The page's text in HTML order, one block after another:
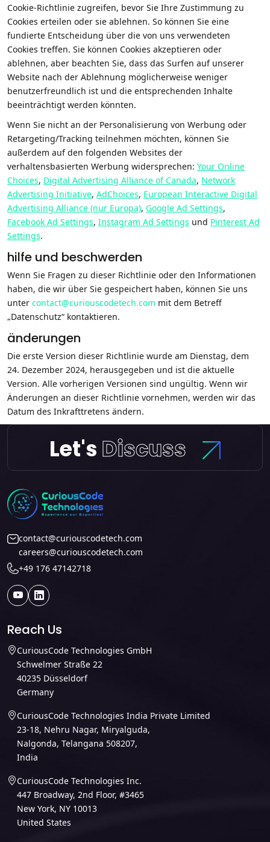
Cookie-Richtlinie zugreifen, bevor Sie Ihre Zustimmung zu
Cookies erteilen oder sie ablehnen. So können Sie eine
fundierte Entscheidung über die von uns verwendeten
Cookies treffen. Sie können Cookies akzeptieren oder
ablehnen, aber beachten Sie, dass das Surfen auf unserer
Website nach der Ablehnung möglicherweise weniger
benutzerfreundlich ist und die entsprechenden Inhalte
beeinträchtigt werden könnten.
Wenn Sie nicht an der Personalisierung von Werbung oder
Retargeting/Tracking teilnehmen möchten, können Sie
außerdem auf den folgenden Websites der
verhaltensbasierten Werbung widersprechen: Your Online
Choices, Digital Advertising Alliance of Canada, Network
Advertising Initiative, AdChoices, European Interactive Digital
Advertising Alliance (nur Europa), Google Ad Settings,
Facebook Ad Settings, Instagram Ad Settings und Pinterest Ad
Settings.
hilfe und beschwerden
Wenn Sie Fragen zu dieser Richtlinie oder den Informationen
haben, die wir über Sie gespeichert haben, können Sie uns
unter contact@curiouscodetech.com mit dem Betreff
„Datenschutz“ kontaktieren.
änderungen
Die erste Version dieser Richtlinie wurde am Dienstag, dem
24. Dezember 2024, herausgegeben und ist die aktuelle
Version. Alle vorherigen Versionen sind ungültig. Wenn wir
Änderungen an dieser Richtlinie vornehmen, werden wir das
Datum des Inkrafttretens ändern.
Let's Discuss
contact@curiouscodetech.com
careers@curiouscodetech.com
+49 176 47142718
Reach Us
CuriousCode Technologies GmbH
Schwelmer Straße 22
40235 Düsseldorf
Germany
CuriousCode Technologies India Private Limited
23-18, Nehru Nagar, Miryalguda,
Nalgonda, Telangana 508207,
India
CuriousCode Technologies Inc.
447 Broadway, 2nd Floor, #3465
New York, NY 10013
United States